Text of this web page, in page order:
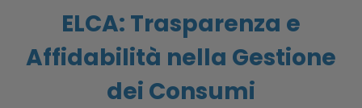
ELCA: Trasparenza e
Affidabilità nella Gestione
dei Consumi